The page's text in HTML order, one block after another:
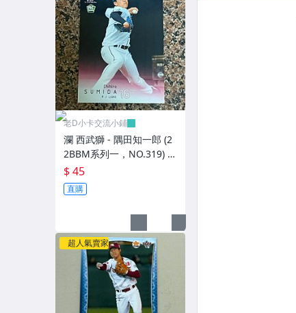
老D小卡交流小鋪
瀾 西武獅 - 隅田知一郎 (2
2BBM系列一，NO.319) R
C新人卡
$ 45
直購
超人氣賣家